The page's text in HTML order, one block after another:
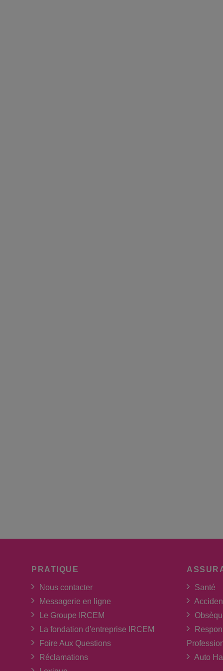
PRATIQUE
Nous contacter
Messagerie en ligne
Le Groupe IRCEM
La fondation d'entreprise IRCEM
Foire Aux Questions
Réclamations
Santé
Auto